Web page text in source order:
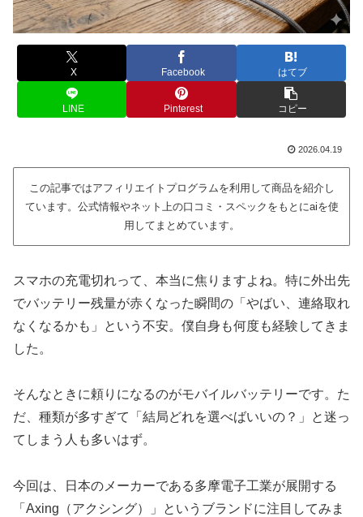
X Facebook はてブ
LINE Pinterest コピー
2026.04.19
この記事ではアフィリエイトプログラムを利用して商品を紹介し
ています。公式情報やネット上の口コミ・スペックをもとにaiを使
用してまとめています。
スマホの充電切れって、本当に焦りますよね。特に外出先
でバッテリー残量が赤くなった瞬間の「やばい、連絡取れ
なくなるかも」という不安。僕自身も何度も経験してきま
した。
そんなときに頼りになるのがモバイルバッテリーです。た
だ、種類が多すぎて「結局どれを選べばいいの？」と迷っ
てしまう人も多いはず。
今回は、日本のメーカーである多摩電子工業が展開する
「Axing（アクシング）」というブランドに注目してみま